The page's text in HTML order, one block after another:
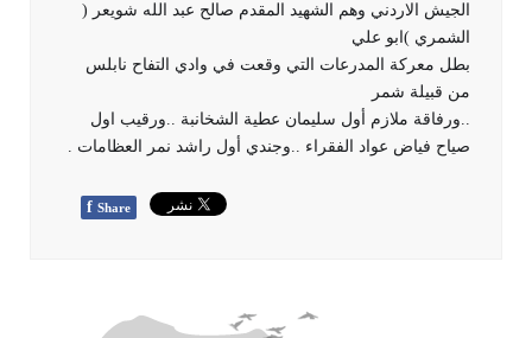
الجيش الاردني وهم الشهيد المقدم صالح عبد الله شويعر (
الشمري )ابو علي
بطل معركة المدرعات التي وقعت في وادي التفاح نابلس
من قبيلة شمر
..ورفاقة ملازم أول سليمان عطية الشخانبة ..ورقيب اول
صياح فياض عواد الفقراء ..وجندي أول راشد نمر العظامات .
f Share